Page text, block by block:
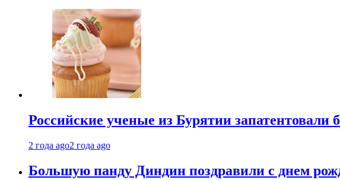
Российские ученые из Бурятии запатентовали
2 года ago2 года ago
Большую панду Диндин поздравили с днем